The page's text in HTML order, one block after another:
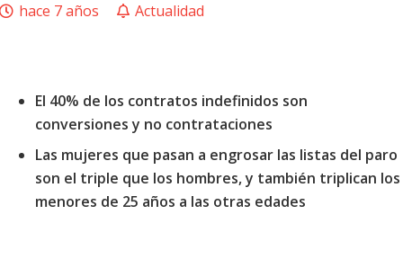
hace 7 años Actualidad
El 40% de los contratos indefinidos son
conversiones y no contrataciones
Las mujeres que pasan a engrosar las listas del paro
son el triple que los hombres, y también triplican los
menores de 25 años a las otras edades